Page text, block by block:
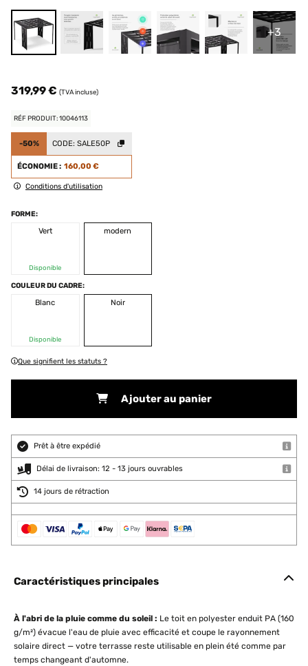
+3
319,99 € (TVA incluse)
RÉF PRODUIT: 10046113
-50% CODE: SALE50P
ÉCONOMIE : 160,00 €
Conditions d'utilisation
FORME:
Vert
Disponible
modern
COULEUR DU CADRE:
Blanc
Disponible
Noir
Que signifient les statuts ?
Ajouter au panier
Prêt à être expédié
Délai de livraison: 12 - 13 jours ouvrables
14 jours de rétraction
Caractéristiques principales
À l'abri de la pluie comme du soleil : Le toit en polyester enduit PA (160
g/m²) évacue l'eau de pluie avec efficacité et coupe le rayonnement
solaire direct — votre terrasse reste utilisable en plein été comme par
temps changeant d'automne.